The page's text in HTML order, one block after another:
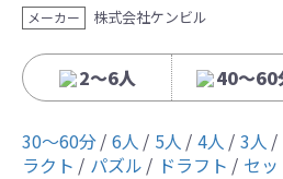
メーカー 株式会社ケンビル
2～6人 40～60
30〜60分 6人 5人 4人 3人
ラクト
パズル ドラフト セ